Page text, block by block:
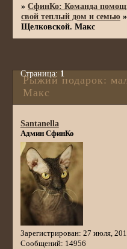
»СфинКо: Команда
свой теплый дом и семью
Щелковской. Макс
Рыжий подарок:
Макс
Страница:1
Santanella
Админ СфинКо
Зарегистрирован: 27 июля,
Сообщений: 14956